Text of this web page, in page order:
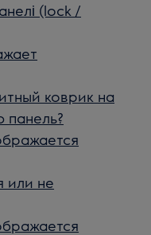
(lock /
коврик на
или не